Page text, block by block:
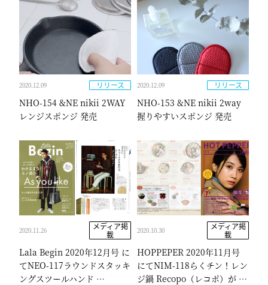
2020.12.09 リリース
NHO-154 &NE nikii 2WAY
レンジスポンジ 発売
2020.12.09 リリース
NHO-153 &NE nikii 2way
握りやすいスポンジ 発売
2020.11.26 メディア掲
載
Lala Begin 2020年12月号 に
てNEO-117ラウンドスタッキ
ングスツールハンド …
2020.10.30 メディア掲
載
HOPPEPER 2020年11月号
にてNIM-118らくチン！レン
ジ鍋 Recopo（レコポ）が …